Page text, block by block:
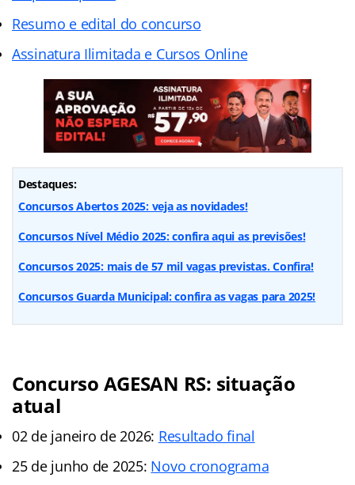
Resumo e edital do concurso
Assinatura Ilimitada e Cursos Online
Destaques:
Concursos Abertos 2025: veja as novidades!
Concursos Nível Médio 2025: confira aqui as previsões!
Concursos 2025: mais de 57 mil vagas previstas. Confira!
Concursos Guarda Municipal: confira as vagas para 2025!
Concurso AGESAN RS: situação
atual
02 de janeiro de 2026: Resultado final
25 de junho de 2025: Novo cronograma